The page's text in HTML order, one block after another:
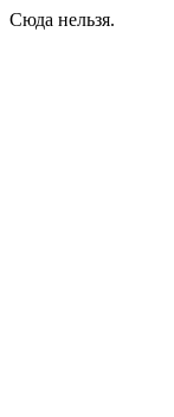
Сюда нельзя.